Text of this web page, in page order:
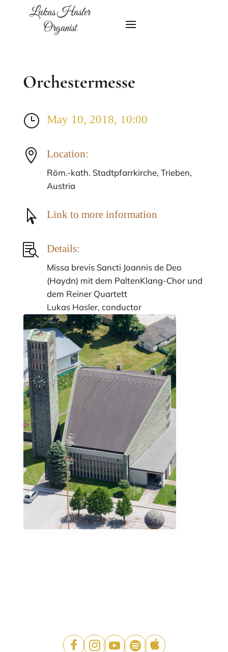
Lukas Hasler
Organist
Orchestermesse
} May 10, 2018, 10:00
 Location:
Röm.-kath. Stadtpfarrkirche, Trieben,
Austria
 Link to more information
 Details:
Missa brevis Sancti Joannis de Deo
(Haydn) mit dem PaltenKlang-Chor und
dem Reiner Quartett
Lukas Hasler, conductor
    